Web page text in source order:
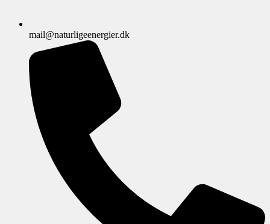
mail@naturligeenergier.dk